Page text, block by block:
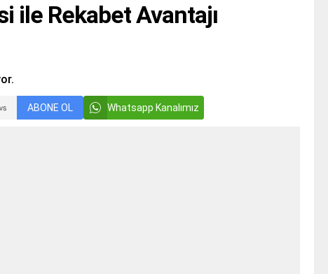
ile Rekabet Avantajı
ABONE OL Whatsapp Kanalımız